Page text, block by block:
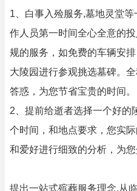
1、白事入殓服务,墓地灵堂
作人员第一时间全心全意的
规的服务，如免费的车辆安
大陵园进行参观挑选墓碑。
答惑，为您节省宝贵的时间。
2、提前给逝者选择一个好的
个时间，和地点要求，您实
和爱好进行细致的分析，为
提出一站式殡葬服务理念,从